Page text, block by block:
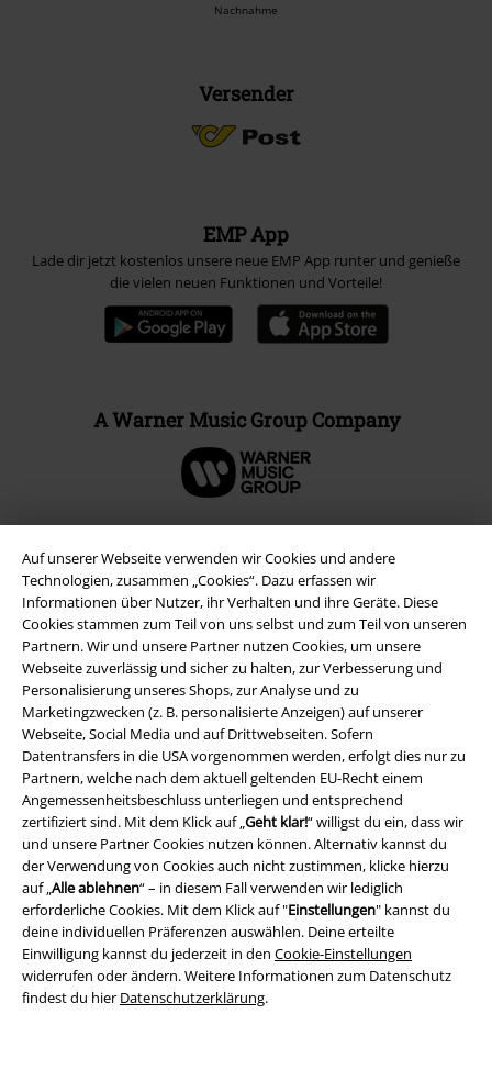
Auf unserer Webseite verwenden wir Cookies und andere
Technologien, zusammen „Cookies“. Dazu erfassen wir
Informationen über Nutzer, ihr Verhalten und ihre Geräte. Diese
Cookies stammen zum Teil von uns selbst und zum Teil von unseren
Partnern. Wir und unsere Partner nutzen Cookies, um unsere
Webseite zuverlässig und sicher zu halten, zur Verbesserung und
Personalisierung unseres Shops, zur Analyse und zu
Marketingzwecken (z. B. personalisierte Anzeigen) auf unserer
Webseite, Social Media und auf Drittwebseiten. Sofern
Datentransfers in die USA vorgenommen werden, erfolgt dies nur zu
Partnern, welche nach dem aktuell geltenden EU-Recht einem
Angemessenheitsbeschluss unterliegen und entsprechend
zertifiziert sind. Mit dem Klick auf „ Geht klar!“ willigst du ein, dass wir
und unsere Partner Cookies nutzen können. Alternativ kannst du
der Verwendung von Cookies auch nicht zustimmen, klicke hierzu
auf „ Alle ablehnen“ – in diesem Fall verwenden wir lediglich
erforderliche Cookies. Mit dem Klick auf "Einstellungen" kannst du
deine individuellen Präferenzen auswählen. Deine erteilte
Einwilligung kannst du jederzeit in den Cookie-Einstellungen
widerrufen oder ändern. Weitere Informationen zum Datenschutz
findest du hier Datenschutzerklärung.
Nachnahme
Versender
EMP App
Lade dir jetzt kostenlos unsere neue EMP App runter und genieße
die vielen neuen Funktionen und Vorteile!
A Warner Music Group Company
Rechtliches
AGB
Impressum
Datenschutz
Entsorgung und Umweltschutz
Konformitätserklärung